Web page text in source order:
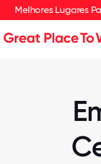
Melhores Lugares